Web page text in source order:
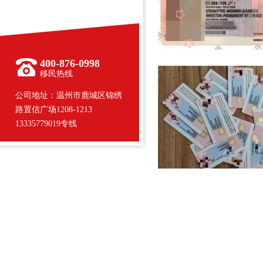
400-876-0998
移民热线
公司地址：温州市鹿城区锦绣
路置信广场1208-1213
13335779019专线